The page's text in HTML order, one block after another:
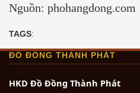
Nguồn: phohangdong.com
TAGS:
ĐỒ ĐỒNG THÀNH PHÁT
HKD Đồ Đồng Thành Phát